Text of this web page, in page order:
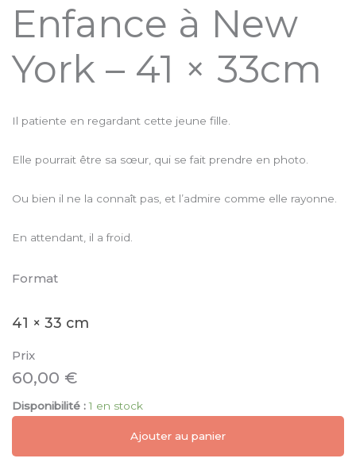
Enfance à New
York – 41 × 33cm
Il patiente en regardant cette jeune fille.
Elle pourrait être sa sœur, qui se fait prendre en photo.
Ou bien il ne la connaît pas, et l’admire comme elle rayonne.
En attendant, il a froid.
Format
41 × 33 cm
Prix
60,00 €
Disponibilité : 1 en stock
Ajouter au panier